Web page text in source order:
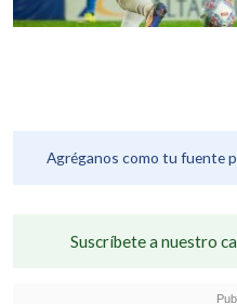
Agréganos como tu fuente
Suscríbete a nuestro